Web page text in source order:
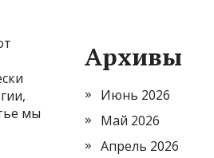
мы
Архивы
Июнь 2026
Май 2026
Апрель 2026